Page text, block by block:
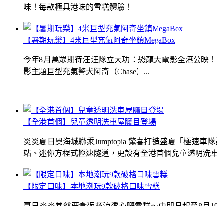
味！每款極具港味的雪糕體驗！
【全港首個】兒童透明洗車屋矚目登場
炎炎夏日奧海城聯乘Jumptopia 驚喜打造盛夏「極速車
站、迷你方程式極速隧道，更設有全港首個兒童透明洗
【暑期玩樂】4米巨型充氣阿奇坐鎮MegaBox
今年8月萬眾期待汪汪隊立大功：恐龍大電影全港公映
影主題巨型充氣警犬阿奇（Chase）...
【限定口味】本地潮玩9款破格口味雪糕